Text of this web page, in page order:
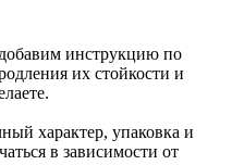
инструкцию по
их стойкости и
характер, упаковка и
в зависимости от